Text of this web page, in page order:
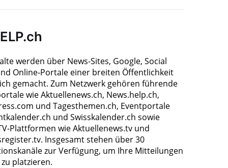
werden über News-Sites, Google, Social
Online-Portale einer breiten Öffentlichkeit
gemacht. Zum Netzwerk gehören führende
wie Aktuellenews.ch, News.help.ch,
und Tagesthemen.ch, Eventportale
und Swisskalender.ch sowie
Plattformen wie Aktuellenews.tv und
Insgesamt stehen über 30
zur Verfügung, um Ihre Mitteilungen
platzieren.